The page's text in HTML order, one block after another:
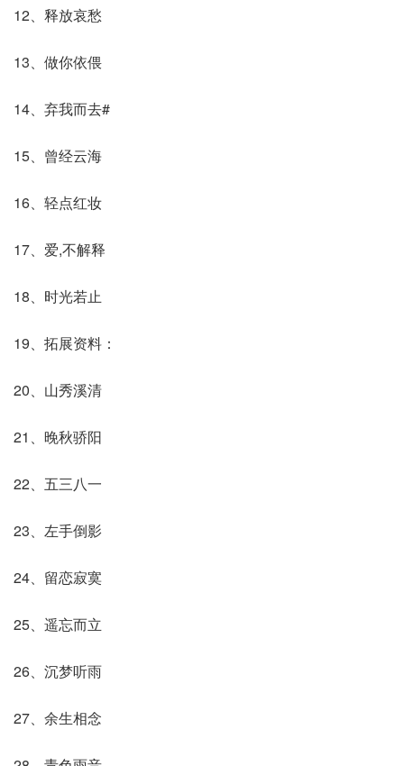
12、释放哀愁
13、做你依偎
14、弃我而去#
15、曾经云海
16、轻点红妆
17、爱,不解释
18、时光若止
19、拓展资料：
20、山秀溪清
21、晚秋骄阳
22、五三八一
23、左手倒影
24、留恋寂寞
25、遥忘而立
26、沉梦听雨
27、余生相念